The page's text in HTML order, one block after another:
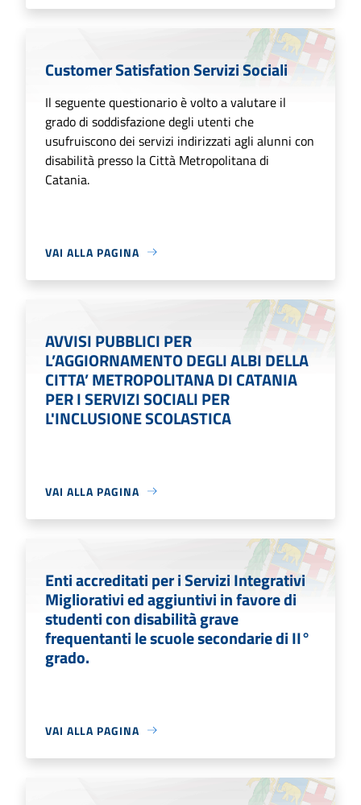
Customer Satisfation Servizi Sociali
Il seguente questionario è volto a valutare il
grado di soddisfazione degli utenti che
usufruiscono dei servizi indirizzati agli alunni con
disabilità presso la Città Metropolitana di
Catania.
VAI ALLA PAGINA
AVVISI PUBBLICI PER
L’AGGIORNAMENTO DEGLI ALBI DELLA
CITTA’ METROPOLITANA DI CATANIA
PER I SERVIZI SOCIALI PER
L'INCLUSIONE SCOLASTICA
VAI ALLA PAGINA
Enti accreditati per i Servizi Integrativi
Migliorativi ed aggiuntivi in favore di
studenti con disabilità grave
frequentanti le scuole secondarie di II°
grado.
VAI ALLA PAGINA